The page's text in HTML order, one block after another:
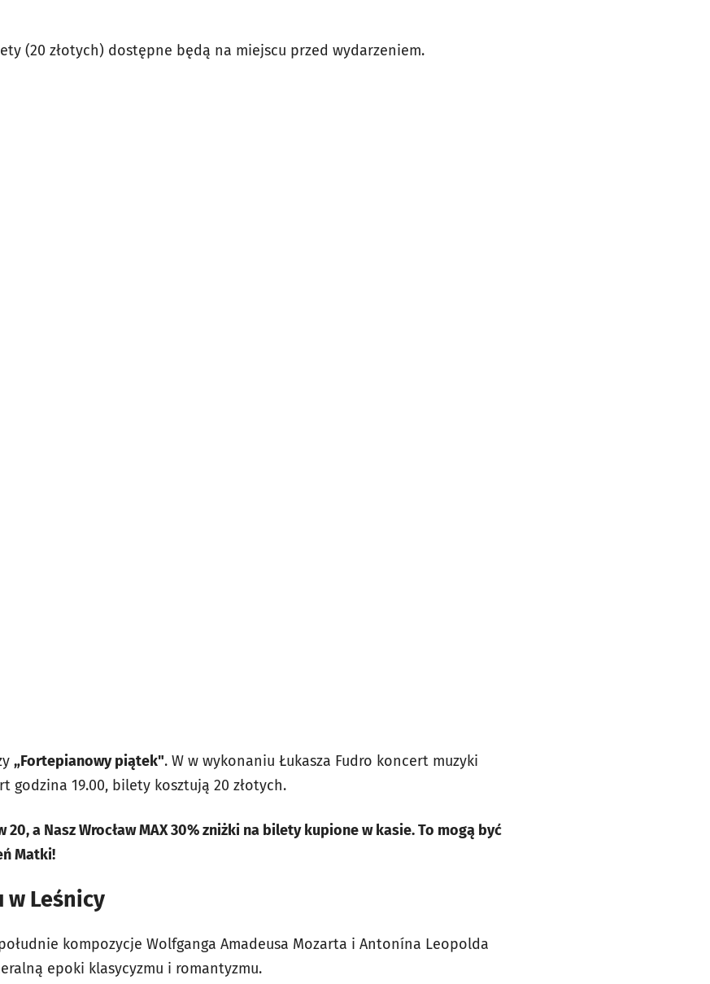
(20 złotych) dostępne będą na miejscu przed wydarzeniem.
„Fortepianowy piątek". W w wykonaniu Łukasza Fudro koncert muzyki
godzina 19.00, bilety kosztują 20 złotych.
20, a Nasz Wrocław MAX 30% zniżki na bilety kupione w kasie. To mogą być
Matki!
w Leśnicy
kompozycje Wolfganga Amadeusa Mozarta i Antonína Leopolda
epoki klasycyzmu i romantyzmu.